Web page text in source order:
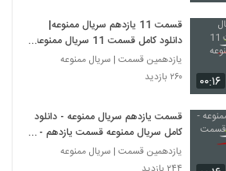
۰۰:۱۶
قسمت 11 يازدهم سريال ممنوعه|
دانلود کامل قسمت 11 سريال ممنوعه
يازدهم - ممنوعه قسمت یازدهم
یازدهمین قسمت | سریال ممنوعه
۲۶۰ بازدید
قسمت یازدهم سریال ممنوعه - دانلود
کامل سریال ممنوعه قسمت یازدهم -
یازدم - یازدهم
یازدهمین قسمت | سریال ممنوعه